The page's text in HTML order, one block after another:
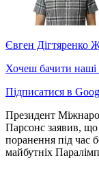
Євген Дігтяренко
Хочеш бачити наші
Підписатися в
Президент
Парсонс заявив, що
поранення під час
майбутніх